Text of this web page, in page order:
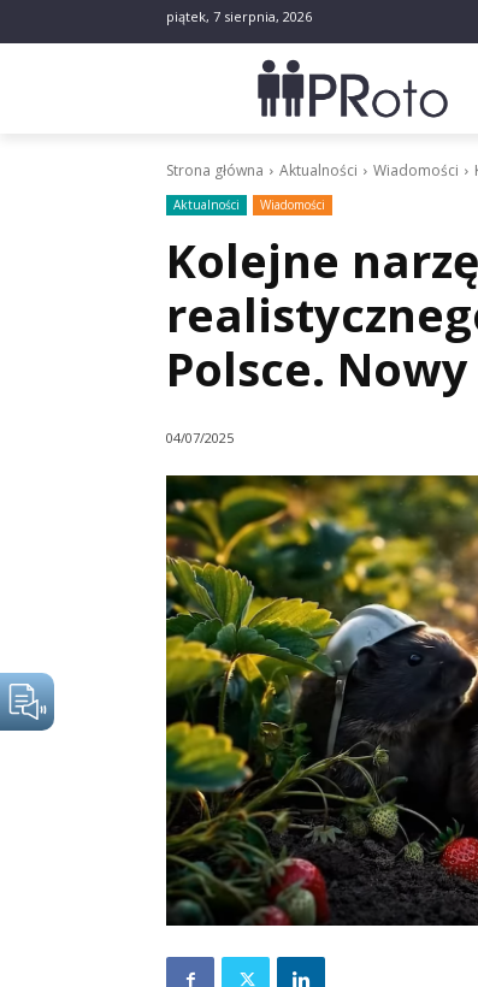
piątek, 7 sierpnia, 2026
Strona główna Aktualności Wiadomości
Aktualności Wiadomości
Kolejne
Polsce.
04/07/2025